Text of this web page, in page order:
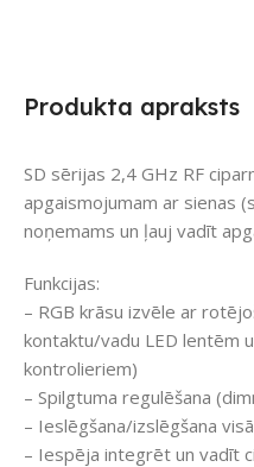
Produkta apraksts
SD sērijas 2,4 GHz RF
apgaismojumam ar sienas
noņemams un ļauj vadīt
Funkcijas:
– RGB krāsu izvēle ar
kontaktu/vadu LED lentēm
kontrolieriem)
– Spilgtuma regulēšana
– Ieslēgšana/izslēgšana
– Iespēja integrēt un vadīt